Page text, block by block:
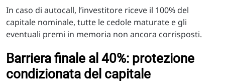
In caso di autocall, l’investitore riceve il 100% del
capitale nominale, tutte le cedole maturate e gli
eventuali premi in memoria non ancora corrisposti.
Barriera finale al 40%: protezione
condizionata del capitale